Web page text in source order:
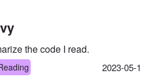
the code I read.
2023-05-1